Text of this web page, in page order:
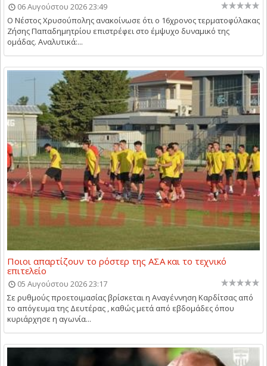
06 Αυγούστου 2026 23:49
Ο Νέστος Χρυσούπολης ανακοίνωσε ότι ο 16χρονος τερματοφύλακας
Ζήσης Παπαδημητρίου επιστρέφει στο έμψυχο δυναμικό της
ομάδας. Αναλυτικά:...
Ποιοι απαρτίζουν το ρόστερ της ΑΣΑ και το τεχνικό
επιτελείο
05 Αυγούστου 2026 23:17
Σε ρυθμούς προετοιμασίας βρίσκεται η Αναγέννηση Καρδίτσας από
το απόγευμα της Δευτέρας , καθώς μετά από εβδομάδες όπου
κυριάρχησε η αγωνία...